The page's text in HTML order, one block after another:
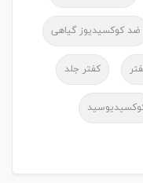
ضد کوکسیدیوز گیاهی
کفتر جلد